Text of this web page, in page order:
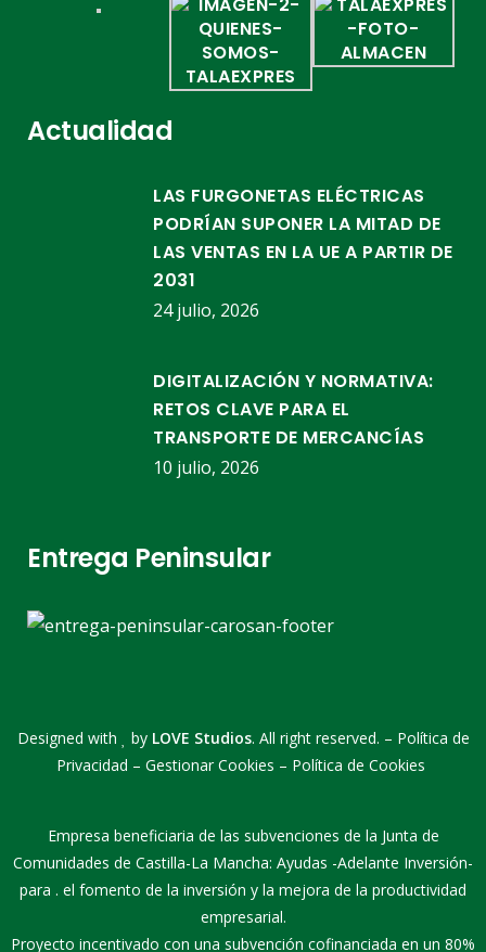
Actualidad
LAS FURGONETAS ELÉCTRICAS
PODRÍAN SUPONER LA MITAD DE
LAS VENTAS EN LA UE A PARTIR DE
2031
24 julio, 2026
DIGITALIZACIÓN Y NORMATIVA:
RETOS CLAVE PARA EL
TRANSPORTE DE MERCANCÍAS
10 julio, 2026
Entrega Peninsular
Designed with by LOVE Studios. All right reserved. – Política de
Privacidad – Gestionar Cookies – Política de Cookies
Empresa beneficiaria de las subvenciones de la Junta de
Comunidades de Castilla-La Mancha: Ayudas -Adelante Inversión-
para . el fomento de la inversión y la mejora de la productividad
empresarial.
Proyecto incentivado con una subvención cofinanciada en un 80%